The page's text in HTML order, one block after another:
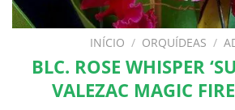
INÍCIO / ORQUÍDEAS /
BLC. ROSE WHISPER
VALEZAC MAGIC